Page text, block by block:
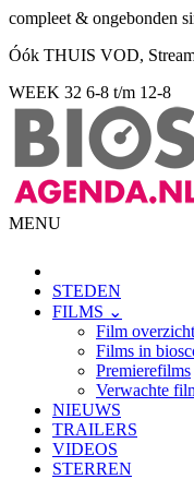
compleet & ongebonden
Óók THUIS VOD,
WEEK 32 6-8 t/m 12-8
MENU
STEDEN
FILMS ⌄
Film overzicht
Films in
Premierefilms
Verwachte
NIEUWS
TRAILERS
VIDEOS
STERREN